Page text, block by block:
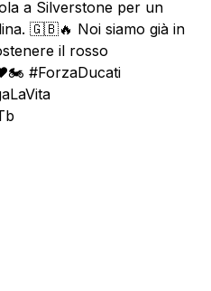
a Silverstone per un
🇬🇧🔥 Noi siamo già in
il rosso
#ForzaDucati